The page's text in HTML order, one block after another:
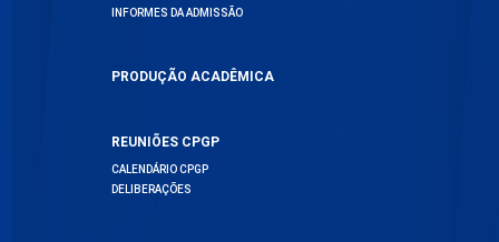
INFORMES DA ADMISSÃO
PRODUÇÃO ACADÊMICA
REUNIÕES CPGP
CALENDÁRIO CPGP
DELIBERAÇÕES